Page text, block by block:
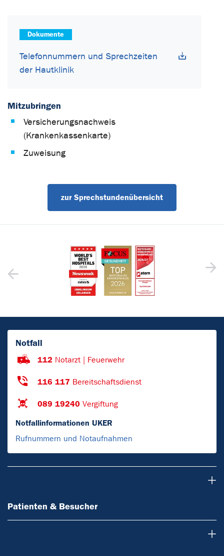
Dokumente
Telefonnummern und Sprechzeiten
der Hautklinik
Mitzubringen
Versicherungsnachweis
(Krankenkassenkarte)
Zuweisung
zur Sprechstundenübersicht
Notfall
112 Notarzt | Feuerwehr
116 117 Bereitschaftsdienst
089 19240 Vergiftung
Notfallinformationen UKER
Rufnummern und Notaufnahmen
Patienten & Besucher